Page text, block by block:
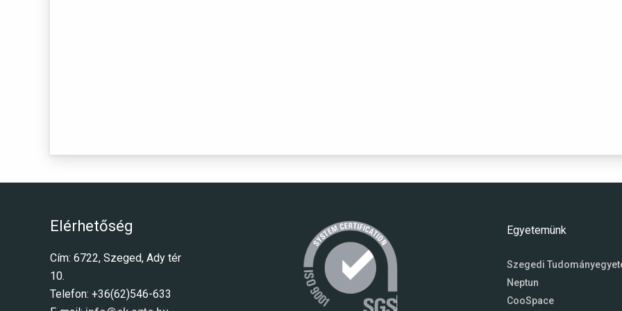
Elérhetőség
Cím: 6722, Szeged, Ady tér
10.
Telefon: +36(62)546-633
Egyetemünk
Szegedi
Neptun
CooSpace